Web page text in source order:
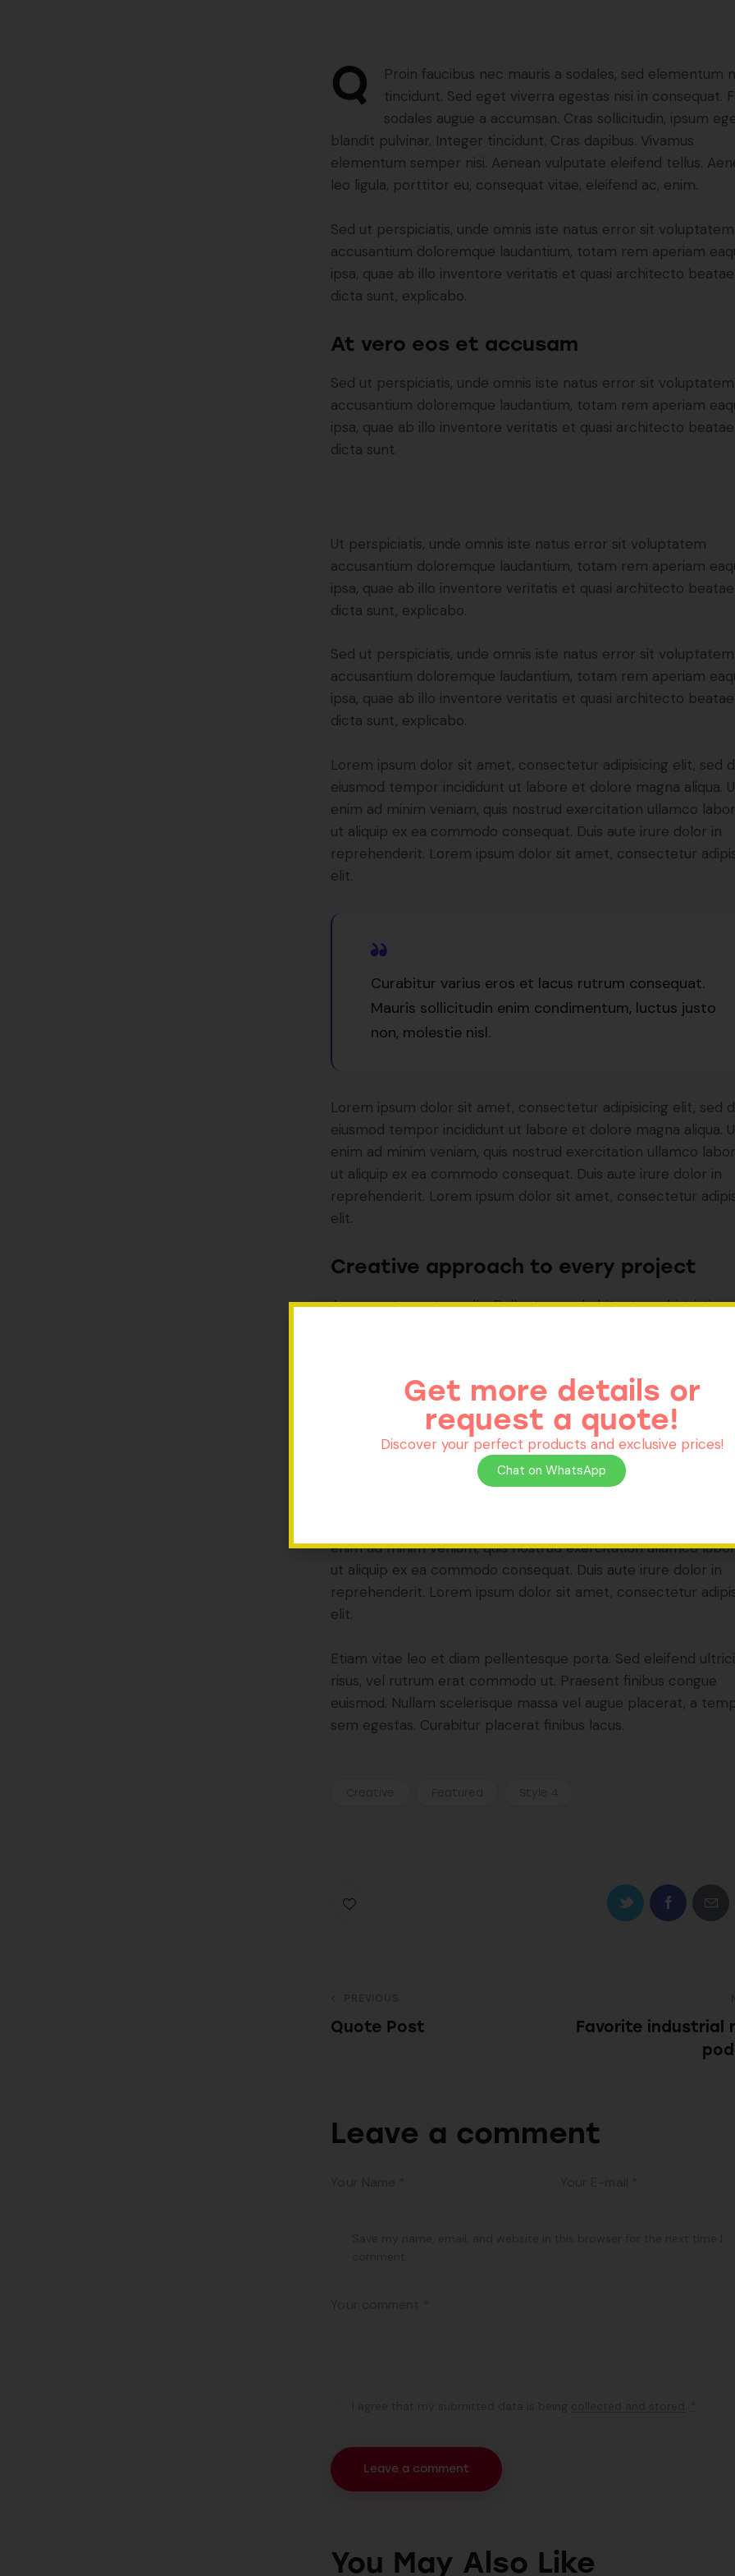
Q
Proin faucibus nec mauris a sodales, sed elementum
tincidunt. Sed eget viverra egestas nisi in consequat.
sodales augue a accumsan. Cras sollicitudin, ipsum
blandit pulvinar. Integer tincidunt. Cras dapibus. Vivamus
elementum semper nisi. Aenean vulputate eleifend tellus.
leo ligula, porttitor eu, consequat vitae, eleifend ac, enim.
Sed ut perspiciatis, unde omnis iste natus error sit voluptatem
accusantium doloremque laudantium, totam rem aperiam
ipsa, quae ab illo inventore veritatis et quasi architecto
dicta sunt, explicabo.
At vero eos et accusam
Sed ut perspiciatis, unde omnis iste natus error sit voluptatem
accusantium doloremque laudantium, totam rem aperiam
ipsa, quae ab illo inventore veritatis et quasi architecto
dicta sunt.
Ut perspiciatis, unde omnis iste natus error sit voluptatem
accusantium doloremque laudantium, totam rem aperiam
ipsa, quae ab illo inventore veritatis et quasi architecto
dicta sunt, explicabo.
Sed ut perspiciatis, unde omnis iste natus error sit voluptatem
accusantium doloremque laudantium, totam rem aperiam
ipsa, quae ab illo inventore veritatis et quasi architecto
dicta sunt, explicabo.
Lorem ipsum dolor sit amet, consectetur adipisicing elit, sed
eiusmod tempor incididunt ut labore et dolore magna aliqua.
enim ad minim veniam, quis nostrud exercitation ullamco
ut aliquip ex ea commodo consequat. Duis aute irure dolor in
reprehenderit. Lorem ipsum dolor sit amet, consectetur
elit.
Curabitur varius eros et lacus rutrum consequat.
Mauris sollicitudin enim condimentum, luctus justo
non, molestie nisl.
Lorem ipsum dolor sit amet, consectetur adipisicing elit, sed
eiusmod tempor incididunt ut labore et dolore magna aliqua.
enim ad minim veniam, quis nostrud exercitation ullamco
ut aliquip ex ea commodo consequat. Duis aute irure dolor in
reprehenderit. Lorem ipsum dolor sit amet, consectetur
elit.
Creative approach to every project
Aenean et egestas nulla. Pellentesque habitant morbi tristique
neque at, lobortis tortor.
Stet clita kasd gubergren, no sea sanctus est labore et dolore. By
enim ad minim veniam, quis nostrud exercitation ullamco
ut aliquip ex ea commodo consequat. Duis aute irure dolor in
reprehenderit. Lorem ipsum dolor sit amet, consectetur
elit.
Etiam vitae leo et diam pellentesque porta. Sed eleifend
risus, vel rutrum erat commodo ut. Praesent finibus congue
euismod. Nullam scelerisque massa vel augue placerat, a
sem egestas. Curabitur placerat finibus lacus.
Quote Post
Favorite industrial
Leave a comment
You May Also Like
Get more details or
request a quote!
Discover your perfect products and exclusive prices!
Chat on WhatsApp